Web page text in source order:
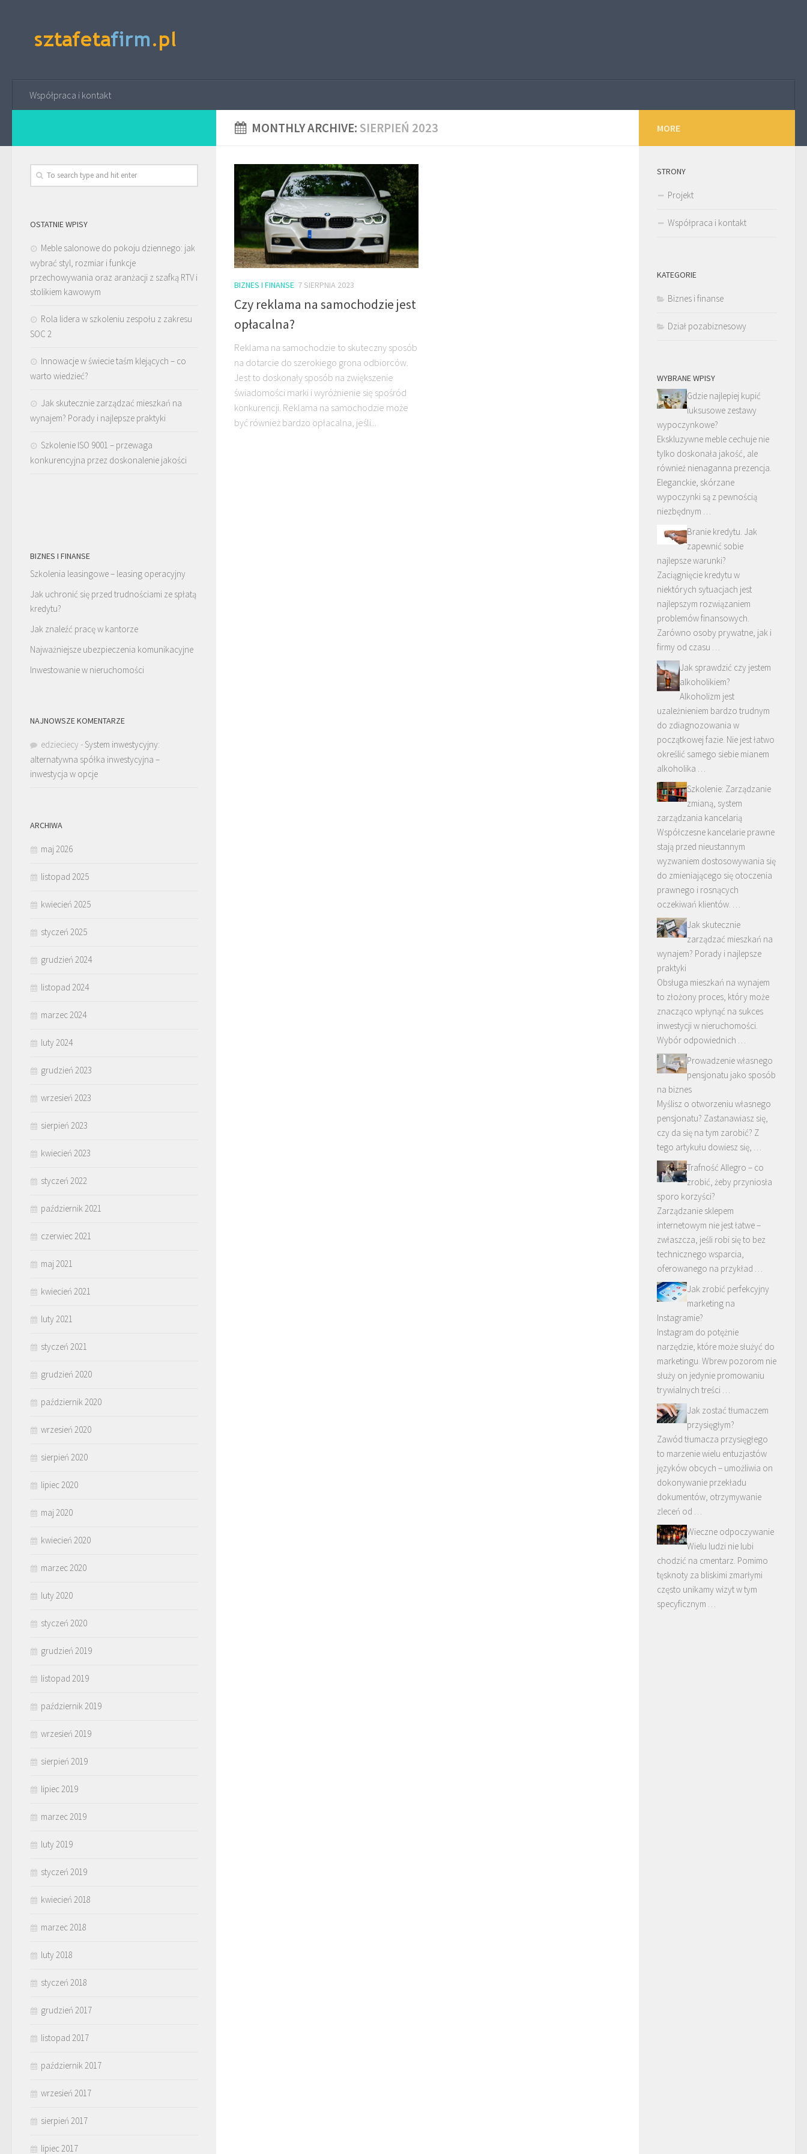
Współpraca i kontakt
MONTHLY ARCHIVE: SIERPIEŃ 2023
BIZNES I FINANSE 7 SIERPNIA 2023
Czy reklama na samochodzie jest
opłacalna?
Reklama na samochodzie to skuteczny sposób
na dotarcie do szerokiego grona odbiorców.
Jest to doskonały sposób na zwiększenie
świadomości marki i wyróżnienie się spośród
konkurencji. Reklama na samochodzie może
być również bardzo opłacalna, jeśli...
OSTATNIE WPISY
Meble salonowe do pokoju dziennego: jak
wybrać styl, rozmiar i funkcje
przechowywania oraz aranżacji z szafką RTV i
stolikiem kawowym
Rola lidera w szkoleniu zespołu z zakresu
SOC 2
Innowacje w świecie taśm klejących – co
warto wiedzieć?
Jak skutecznie zarządzać mieszkań na
wynajem? Porady i najlepsze praktyki
Szkolenie ISO 9001 – przewaga
konkurencyjna przez doskonalenie jakości
BIZNES I FINANSE
Szkolenia leasingowe – leasing operacyjny
Jak uchronić się przed trudnościami ze spłatą
kredytu?
Jak znaleźć pracę w kantorze
Najważniejsze ubezpieczenia komunikacyjne
Inwestowanie w nieruchomości
NAJNOWSZE KOMENTARZE
edzieciecy - System inwestycyjny:
alternatywna spółka inwestycyjna –
inwestycja w opcje
ARCHIWA
maj 2026
listopad 2025
kwiecień 2025
styczeń 2025
grudzień 2024
listopad 2024
marzec 2024
luty 2024
grudzień 2023
wrzesień 2023
sierpień 2023
kwiecień 2023
styczeń 2022
październik 2021
czerwiec 2021
maj 2021
kwiecień 2021
luty 2021
styczeń 2021
grudzień 2020
październik 2020
wrzesień 2020
sierpień 2020
lipiec 2020
maj 2020
kwiecień 2020
marzec 2020
luty 2020
styczeń 2020
grudzień 2019
listopad 2019
październik 2019
wrzesień 2019
sierpień 2019
lipiec 2019
marzec 2019
luty 2019
styczeń 2019
kwiecień 2018
marzec 2018
luty 2018
styczeń 2018
grudzień 2017
listopad 2017
październik 2017
wrzesień 2017
sierpień 2017
lipiec 2017
MORE
STRONY
Projekt
Współpraca i kontakt
KATEGORIE
Biznes i finanse
Dział pozabiznesowy
WYBRANE WPISY
Gdzie najlepiej kupić
luksusowe zestawy
wypoczynkowe?
Ekskluzywne meble cechuje nie
tylko doskonała jakość, ale
również nienaganna prezencja.
Eleganckie, skórzane
wypoczynki są z pewnością
niezbędnym …
Branie kredytu. Jak
zapewnić sobie
najlepsze warunki?
Zaciągnięcie kredytu w
niektórych sytuacjach jest
najlepszym rozwiązaniem
problemów finansowych.
Zarówno osoby prywatne, jak i
firmy od czasu …
Jak sprawdzić czy jestem
alkoholikiem?
Alkoholizm jest
uzależnieniem bardzo trudnym
do zdiagnozowania w
początkowej fazie. Nie jest łatwo
określić samego siebie mianem
alkoholika …
Szkolenie: Zarządzanie
zmianą, system
zarządzania kancelarią
Współczesne kancelarie prawne
stają przed nieustannym
wyzwaniem dostosowywania się
do zmieniającego się otoczenia
prawnego i rosnących
oczekiwań klientów. …
Jak skutecznie
zarządzać mieszkań na
wynajem? Porady i najlepsze
praktyki
Obsługa mieszkań na wynajem
to złożony proces, który może
znacząco wpłynąć na sukces
inwestycji w nieruchomości.
Wybór odpowiednich …
Prowadzenie własnego
pensjonatu jako sposób
na biznes
Myślisz o otworzeniu własnego
pensjonatu? Zastanawiasz się,
czy da się na tym zarobić? Z
tego artykułu dowiesz się, …
Trafność Allegro – co
zrobić, żeby przyniosła
sporo korzyści?
Zarządzanie sklepem
internetowym nie jest łatwe –
zwłaszcza, jeśli robi się to bez
technicznego wsparcia,
oferowanego na przykład …
Jak zrobić perfekcyjny
marketing na
Instagramie?
Instagram do potężnie
narzędzie, które może służyć do
marketingu. Wbrew pozorom nie
służy on jedynie promowaniu
trywialnych treści …
Jak zostać tłumaczem
przysięgłym?
Zawód tłumacza przysięgłego
to marzenie wielu entuzjastów
języków obcych – umożliwia on
dokonywanie przekładu
dokumentów, otrzymywanie
zleceń od …
Wieczne odpoczywanie
Wielu ludzi nie lubi
chodzić na cmentarz. Pomimo
tęsknoty za bliskimi zmarłymi
często unikamy wizyt w tym
specyficznym …